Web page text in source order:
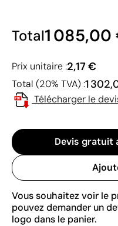
Total1 085,00
Prix unitaire :2,17 €
Total (20% TVA) :1
Télécharger le
Devis gratuit
Vous souhaitez voir le
pouvez demander un
logo dans le panier.